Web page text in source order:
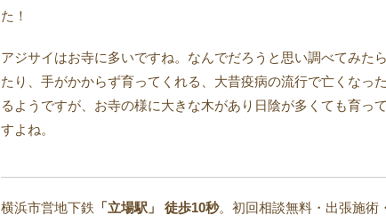
た！
アジサイはお寺に多いですね。なんでだろうと思い調べてみた
たり、手がかからず育ってくれる、大昔疫病の流行で亡くなっ
るようですが、お寺の様に大きな木があり日陰が多くても育っ
すよね。
横浜市営地下鉄 「立場駅」 徒歩10秒。初回相談無料・出張施術